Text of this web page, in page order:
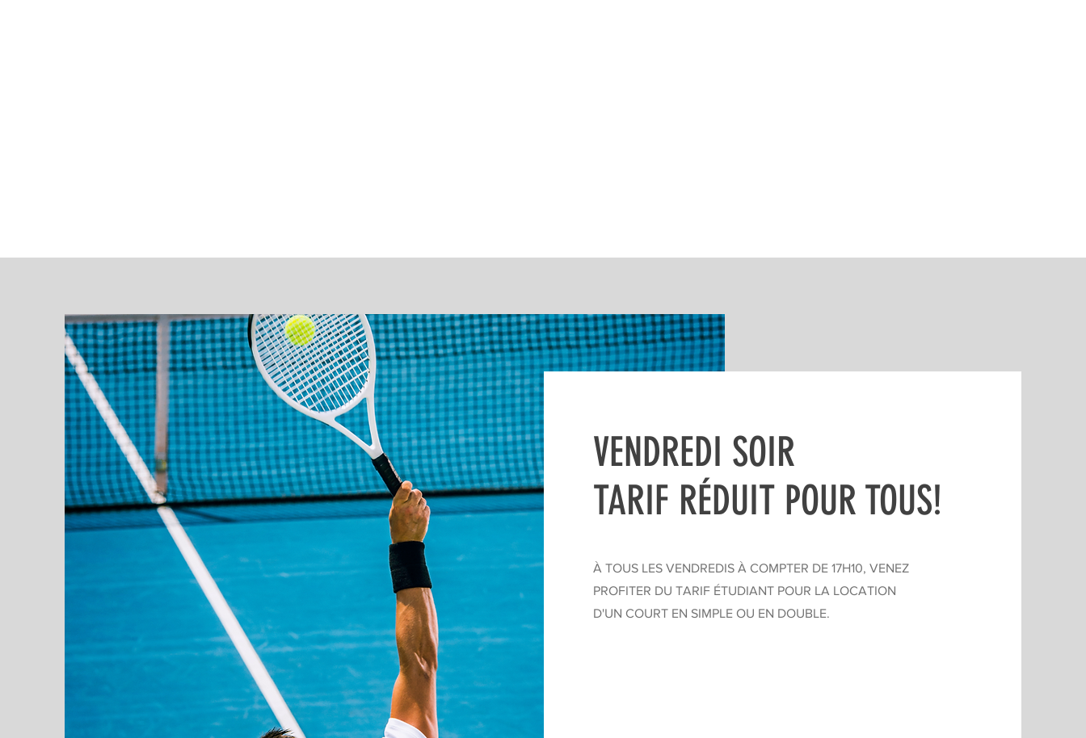
VENDREDI SOIR
TARIF RÉDUIT POUR TOUS!
À TOUS LES VENDREDIS À COMPTER DE 17H10, VENEZ
PROFITER DU TARIF ÉTUDIANT POUR LA LOCATION
D'UN COURT EN SIMPLE OU EN DOUBLE.